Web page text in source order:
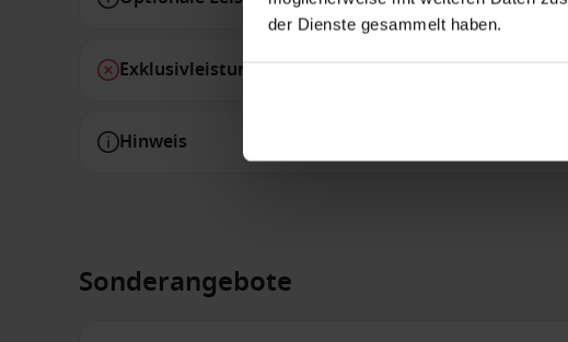
der Dienste gesammelt haben.
Exklusivleistungen
Hinweis
Sonderangebote